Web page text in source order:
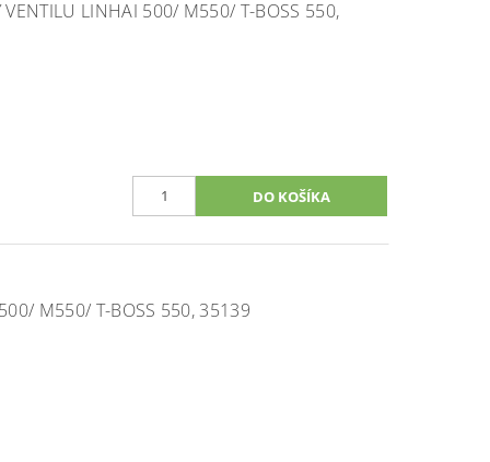
LINHAI 500/ M550/ T-BOSS 550,
M550/ T-BOSS 550, 35139